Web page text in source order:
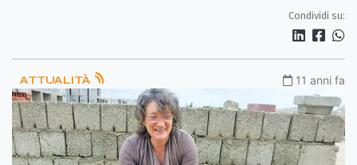
Condividi su:
ATTUALITÀ 11 anni fa